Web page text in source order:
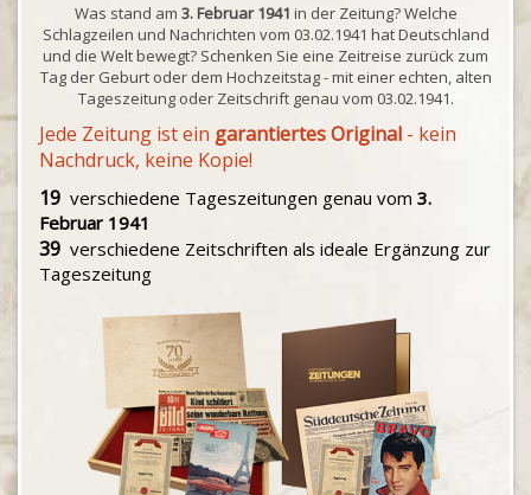
Was stand am 3. Februar 1941 in der Zeitung? Welche
Schlagzeilen und Nachrichten vom 03.02.1941 hat Deutschland
und die Welt bewegt? Schenken Sie eine Zeitreise zurück zum
Tag der Geburt oder dem Hochzeitstag - mit einer echten, alten
Tageszeitung oder Zeitschrift genau vom 03.02.1941.
Jede Zeitung ist ein garantiertes Original - kein
Nachdruck, keine Kopie!
19 verschiedene Tageszeitungen genau vom 3.
Februar 1941
39 verschiedene Zeitschriften als ideale Ergänzung zur
Tageszeitung